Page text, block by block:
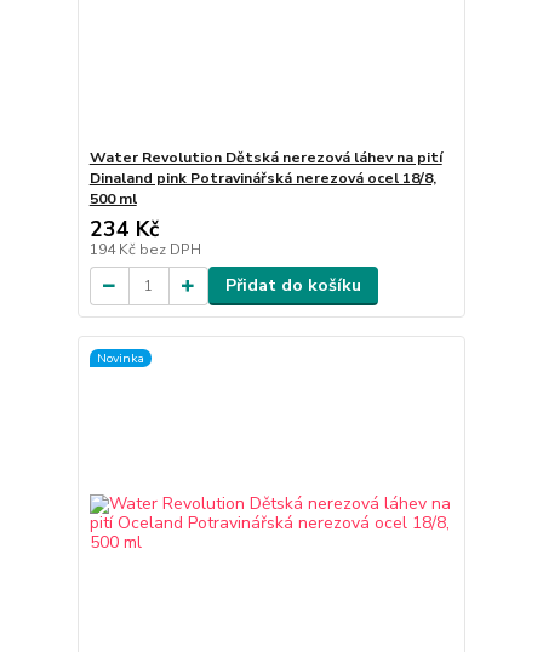
Water Revolution Dětská nerezová láhev na pití
Dinaland pink Potravinářská nerezová ocel 18/8,
500 ml
234 Kč
194 Kč bez DPH
Přidat do košíku
Novinka